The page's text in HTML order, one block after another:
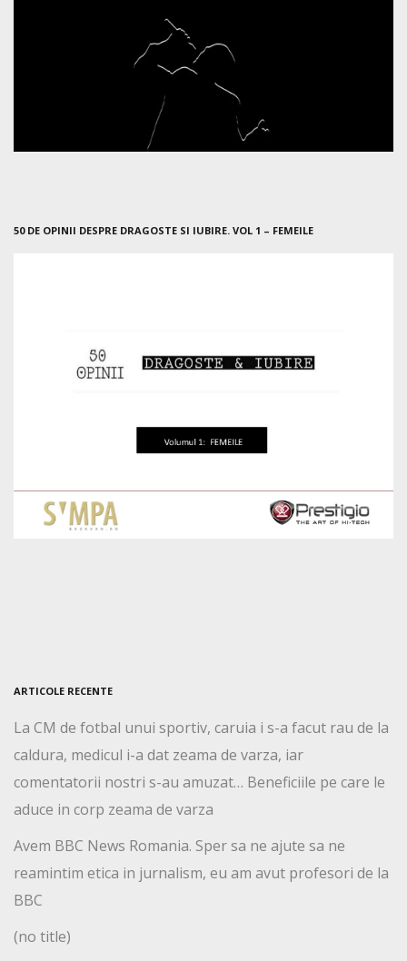
50 DE OPINII DESPRE DRAGOSTE SI IUBIRE. VOL 1 – FEMEILE
ARTICOLE RECENTE
La CM de fotbal unui sportiv, caruia i s-a facut rau de la
caldura, medicul i-a dat zeama de varza, iar
comentatorii nostri s-au amuzat… Beneficiile pe care le
aduce in corp zeama de varza
Avem BBC News Romania. Sper sa ne ajute sa ne
reamintim etica in jurnalism, eu am avut profesori de la
BBC
(no title)